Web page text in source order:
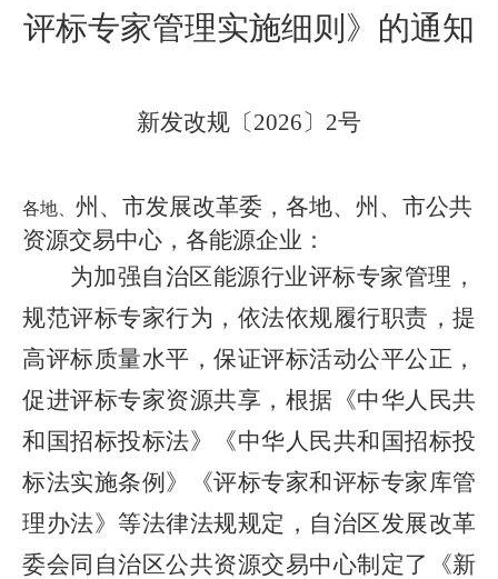
评标专家管理实施细则》的通知
新发改规〔2026〕 2号
各地、 州、市发展改革委，各地、州、市公共
资源交易中心，各能源企业 ：
为加强自治区能源行业评标专家管理，
规范评标专家行为，依法依规履行职责，提
高评标质量水平，保证评标活动公平公正，
促进评标专家资源共享，根据《中华人民共
和国招标投标法》《中华人民共和国招标投
标法实施条例》《评标专家和评标专家库管
理办法》等法律法规规定，自治区发展改革
委会同自治区公共资源交易中心制定了《新